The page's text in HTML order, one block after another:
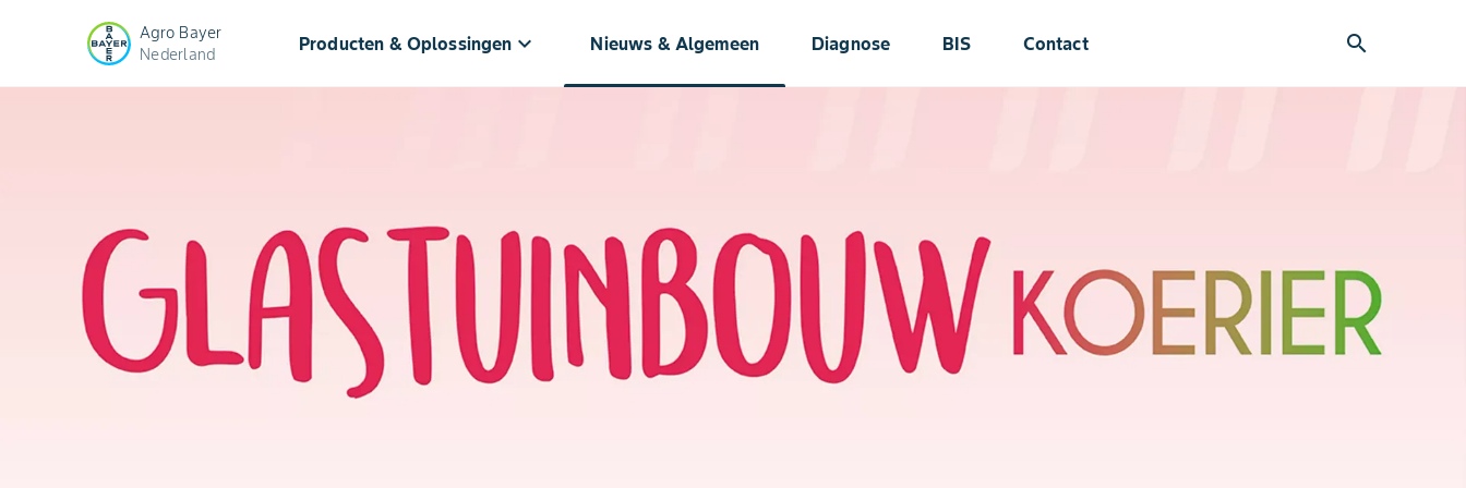
Agro Bayer
Nederland
Producten & Oplossingen keyboard_arrow_down Nieuws & Algemeen Diagnose BIS Contact search